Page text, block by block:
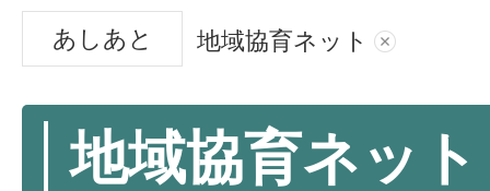
あしあと 地域協育ネット
地域協育ネット